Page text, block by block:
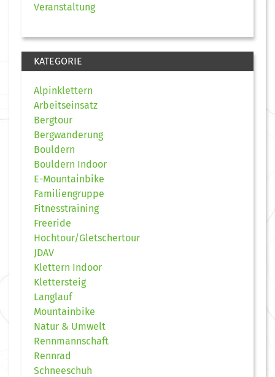
Veranstaltung
KATEGORIE
Alpinklettern
Arbeitseinsatz
Bergtour
Bergwanderung
Bouldern
Bouldern Indoor
E-Mountainbike
Familiengruppe
Fitnesstraining
Freeride
Hochtour/Gletschertour
JDAV
Klettern Indoor
Klettersteig
Langlauf
Mountainbike
Natur & Umwelt
Rennmannschaft
Rennrad
Schneeschuh